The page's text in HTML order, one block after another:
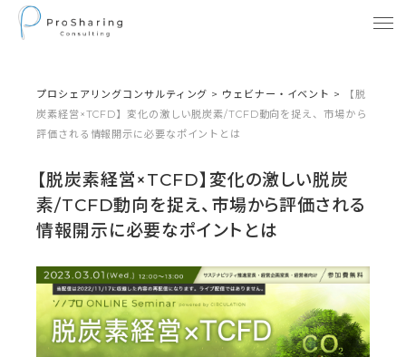
プロシェアリングコンサルティング > ウェビナー・イベント >
【脱
炭素経営×TCFD】変化の激しい脱炭素/TCFD動向を捉え、市場から
評価される情報開示に必要なポイントとは
【脱炭素経営×TCFD】変化の激しい脱炭
素/TCFD動向を捉え、市場から評価される
情報開示に必要なポイントとは